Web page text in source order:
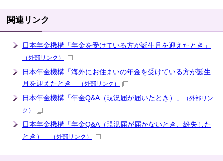
関連リンク
日本年金機構「年金を受けている方が誕生月を迎えたとき」
（外部リンク）
日本年金機構「海外にお住まいの年金を受けている方が誕生
月を迎えたとき」
（外部リンク）
日本年金機構「年金Q&A（現況届が届いたとき）」
（外部リン
ク）
日本年金機構「年金Q&A（現況届が届かないとき、紛失した
とき）」
（外部リンク）